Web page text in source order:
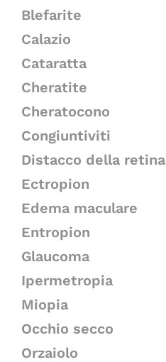
Blefarite
Calazio
Cataratta
Cheratite
Cheratocono
Congiuntiviti
Distacco della retina
Ectropion
Edema maculare
Entropion
Glaucoma
Ipermetropia
Miopia
Occhio secco
Orzaiolo